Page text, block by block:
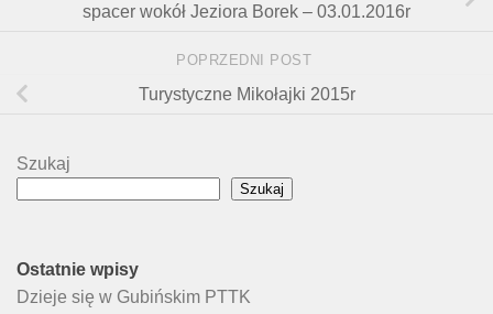
spacer wokół Jeziora Borek – 03.01.2016r
POPRZEDNI POST
Turystyczne Mikołajki 2015r
Szukaj
Szukaj
Ostatnie wpisy
Dzieje się w Gubińskim PTTK